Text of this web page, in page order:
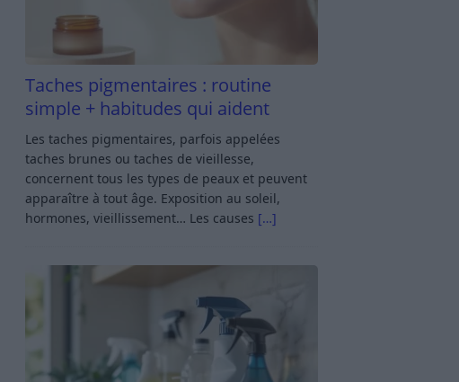
Taches pigmentaires : routine
simple + habitudes qui aident
Les taches pigmentaires, parfois appelées
taches brunes ou taches de vieillesse,
concernent tous les types de peaux et peuvent
apparaître à tout âge. Exposition au soleil,
hormones, vieillissement… Les causes […]